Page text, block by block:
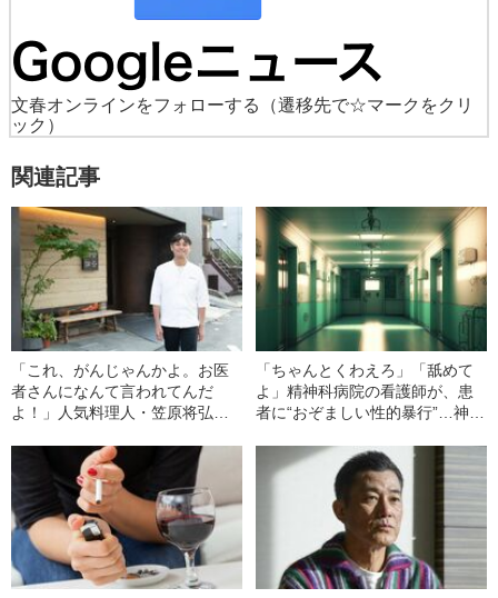
文春オンラインをフォローする
（遷移先で☆マークをクリ
ック）
関連記事
「これ、がんじゃんかよ。お医
者さんになんて言われてんだ
よ！」人気料理人・笠原将弘が
と診断された瞬間”
「ちゃんとくわえろ」「舐めて
よ」精神科病院の看護師が、患
者に“おぞましい性的暴行”…神
の虐待事件”